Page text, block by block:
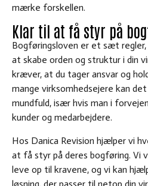
mærke forskellen.
Klar til at få styr på
Bogføringsloven er et sæt
at skabe orden og struktur i din
kræver, at du tager ansvar og
mange virksomhedsejere kan
mundfuld, især hvis man i
kunder og medarbejdere.
Hos Danica Revision hjælper vi
at få styr på deres bogføring. Vi
leve op til kravene, og vi kan